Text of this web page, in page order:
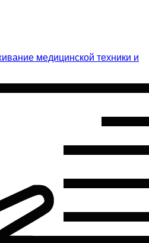
медицинской техники и